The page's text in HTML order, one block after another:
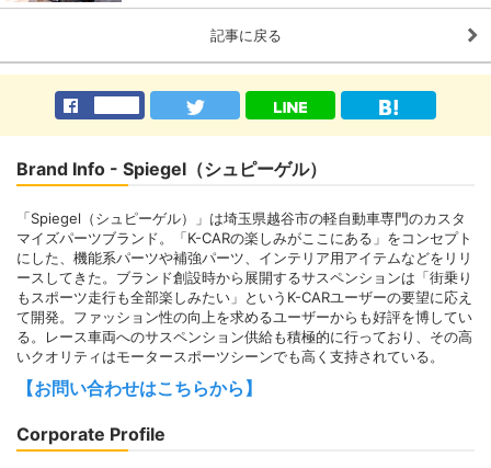
記事に戻る
Brand Info - Spiegel（シュピーゲル）
「Spiegel（シュピーゲル）」は埼玉県越谷市の軽自動車専門のカスタ
マイズパーツブランド。「K-CARの楽しみがここにある」をコンセプト
にした、機能系パーツや補強パーツ、インテリア用アイテムなどをリリ
ースしてきた。ブランド創設時から展開するサスペンションは「街乗り
もスポーツ走行も全部楽しみたい」というK-CARユーザーの要望に応え
て開発。ファッション性の向上を求めるユーザーからも好評を博してい
る。レース車両へのサスペンション供給も積極的に行っており、その高
いクオリティはモータースポーツシーンでも高く支持されている。
【お問い合わせはこちらから】
Corporate Profile